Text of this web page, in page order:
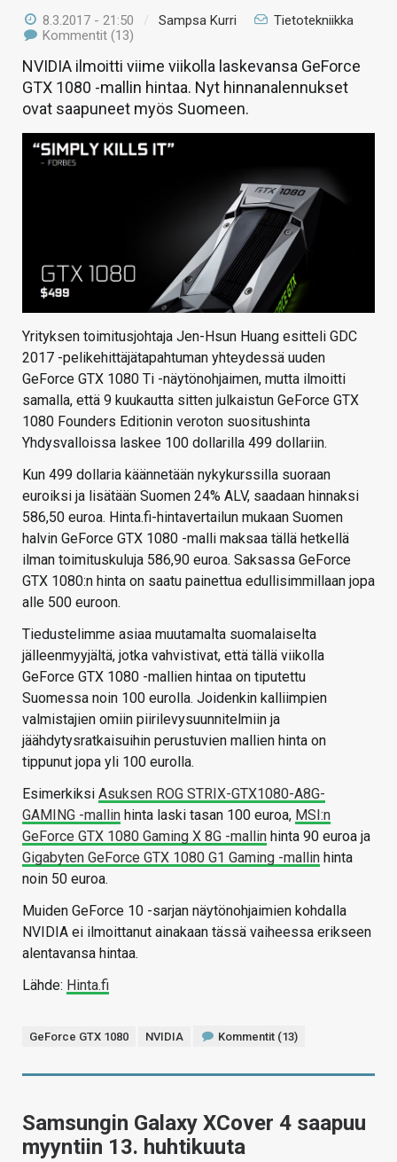
8.3.2017 - 21:50 / Sampsa Kurri
Tietotekniikka
Kommentit (13)
NVIDIA ilmoitti viime viikolla laskevansa GeForce
GTX 1080 -mallin hintaa. Nyt hinnanalennukset
ovat saapuneet myös Suomeen.
Yrityksen toimitusjohtaja Jen-Hsun Huang esitteli GDC
2017 -pelikehittäjätapahtuman yhteydessä uuden
GeForce GTX 1080 Ti -näytönohjaimen, mutta ilmoitti
samalla, että 9 kuukautta sitten julkaistun GeForce GTX
1080 Founders Editionin veroton suositushinta
Yhdysvalloissa laskee 100 dollarilla 499 dollariin.
Kun 499 dollaria käännetään nykykurssilla suoraan
euroiksi ja lisätään Suomen 24% ALV, saadaan hinnaksi
586,50 euroa. Hinta.fi-hintavertailun mukaan Suomen
halvin GeForce GTX 1080 -malli maksaa tällä hetkellä
ilman toimituskuluja 586,90 euroa. Saksassa GeForce
GTX 1080:n hinta on saatu painettua edullisimmillaan jopa
alle 500 euroon.
Tiedustelimme asiaa muutamalta suomalaiselta
jälleenmyyjältä, jotka vahvistivat, että tällä viikolla
GeForce GTX 1080 -mallien hintaa on tiputettu
Suomessa noin 100 eurolla. Joidenkin kalliimpien
valmistajien omiin piirilevysuunnitelmiin ja
jäähdytysratkaisuihin perustuvien mallien hinta on
tippunut jopa yli 100 eurolla.
Esimerkiksi Asuksen ROG STRIX-GTX1080-A8G-
GAMING -mallin hinta laski tasan 100 euroa, MSI:n
GeForce GTX 1080 Gaming X 8G -mallin hinta 90 euroa ja
Gigabyten GeForce GTX 1080 G1 Gaming -mallin hinta
noin 50 euroa.
Muiden GeForce 10 -sarjan näytönohjaimien kohdalla
NVIDIA ei ilmoittanut ainakaan tässä vaiheessa erikseen
alentavansa hintaa.
Lähde: Hinta.fi
GeForce GTX 1080 NVIDIA Kommentit (13)
Samsungin Galaxy XCover 4 saapuu
myyntiin 13. huhtikuuta